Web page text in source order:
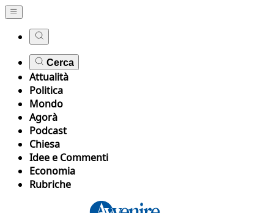
Cerca
Attualità
Politica
Mondo
Agorà
Podcast
Chiesa
Idee e Commenti
Economia
Rubriche